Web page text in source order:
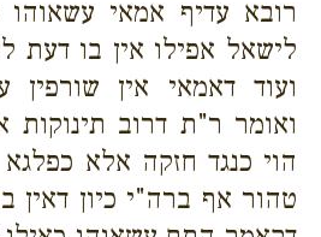
רובא עדיף אמאי
לישאל אפילו אין בו
ועוד דאמאי אין
ואומר ר"ת דרוב תינוקות
הוי כנגד חזקה אלא
טהור אף ברה"י כיון דאין